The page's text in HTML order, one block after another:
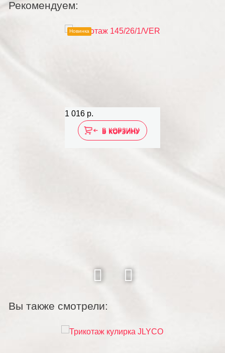
Рекомендуем:
1 016 р.
Новинка
В КОРЗИНУ
Вы также смотрели: